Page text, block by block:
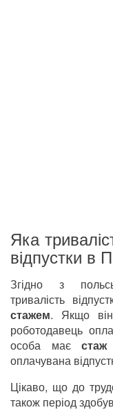
Яка
відпустки в
Згідно з
тривалість
стажем. Якщо він
роботодавець
особа має
оплачувана
Цікаво, що до
також період